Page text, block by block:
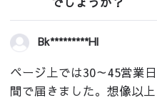
Bk*********Hl
ページ上では30～45営業
間で届きました。想像以